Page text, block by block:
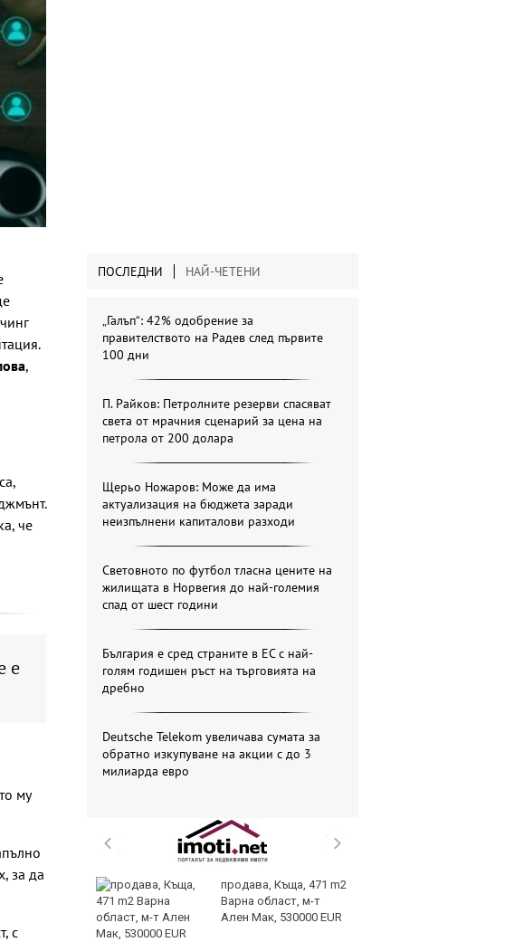
,
че
е
му
за да
с
ПОСЛЕДНИ НАЙ-ЧЕТЕНИ
„Галъп“: 42% одобрение за
правителството на Радев след първите
100 дни
П. Райков: Петролните резерви спасяват
света от мрачния сценарий за цена на
петрола от 200 долара
Щерьо Ножаров: Може да има
актуализация на бюджета заради
неизпълнени капиталови разходи
Световното по футбол тласна цените на
жилищата в Норвегия до най-големия
спад от шест години
България е сред страните в ЕС с най-
голям годишен ръст на търговията на
дребно
Deutsche Telekom увеличава сумата за
обратно изкупуване на акции с до 3
милиарда евро
продава, Къща, 471 m2
Варна област, м-т
Ален Мак, 530000 EUR